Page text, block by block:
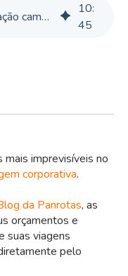
Saiba como lidar com a variação cambial em viagens corporativas
10:
45
imprevisíveis no
corporativa.
da Panrotas, as
orçamentos e
suas viagens
pelo